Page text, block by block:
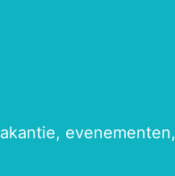
evenementen,